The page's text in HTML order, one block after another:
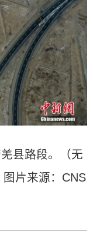
县路段。（无
片来源：CNS